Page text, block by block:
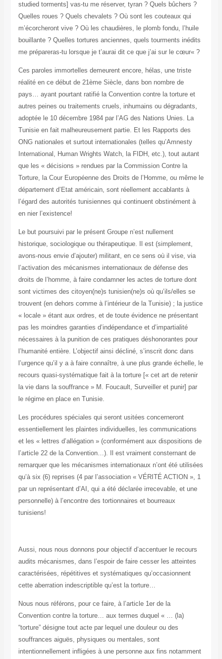
studied torments] vas-tu me réserver, tyran ? Quels bûchers ?
Quelles roues ? Quels chevalets ? Où sont les couteaux qui
m’écorcheront vive ? Où les chaudières, le plomb fondu, l’huile
bouillante ? Quelles tortures anciennes, quels tourments inédits
me prépareras-tu lorsque je t’aurai dit ce que j’ai sur le cœur? »
Ces paroles immortelles demeurent encore, hélas, une triste
réalité en ce début de 21ème Siècle, dans bon nombre de
pays… ayant pourtant ratifié la Convention contre la torture et
autres peines ou traitements cruels, inhumains ou dégradants,
adoptée le 10 décembre 1984 par l’AG des Nations Unies. La
Tunisie en fait malheureusement partie. Et les Rapports des
ONG nationales et surtout internationales (telles qu’Amnesty
International, Human Wrights Watch, la FIDH, etc.), tout autant
que les « décisions » rendues par la Commission Contre la
Torture, la Cour Européenne des Droits de l’Homme, ou même le
département d’Etat américain, sont réellement accablants à
l’égard des autorités tunisiennes qui continuent obstinément à
en nier l’existence!
Le but poursuivi par le présent Groupe n’est nullement
historique, sociologique ou thérapeutique. Il est (simplement,
avons-nous envie d’ajouter) militant, en ce sens où il vise, via
l’activation des mécanismes internationaux de défense des
droits de l’homme, à faire condamner les actes de torture dont
sont victimes des citoyen(ne)s tunisien(ne)s où qu’ils/elles se
trouvent (en dehors comme à l’intérieur de la Tunisie) ; la justice
« locale » étant aux ordres, et de toute évidence ne présentant
pas les moindres garanties d’indépendance et d’impartialité
nécessaires à la punition de ces pratiques déshonorantes pour
l’humanité entière. L’objectif ainsi décliné, s’inscrit donc dans
l’urgence qu’il y a à faire connaître, à une plus grande échelle, le
recours quasi-systématique fait à la torture [« cet art de retenir
la vie dans la souffrance » M. Foucault, Surveiller et punir] par
le régime en place en Tunisie.
Les procédures spéciales qui seront usitées concerneront
essentiellement les plaintes individuelles, les communications
et les « lettres d’allégation » (conformément aux dispositions de
l’article 22 de la Convention…). Il est vraiment consternant de
remarquer que les mécanismes internationaux n’ont été utilisées
qu’à six (6) reprises (4 par l’association « VÉRITÉ ACTION », 1
par un représentant d’AI, qui a été déclarée irrecevable, et une
personnelle) à l’encontre des tortionnaires et bourreaux
tunisiens!
Aussi, nous nous donnons pour objectif d’accentuer le recours
audits mécanismes, dans l’espoir de faire cesser les atteintes
caractérisées, répétitives et systématiques qu’occasionnent
cette aberration indescriptible qu’est la torture…
Nous nous référons, pour ce faire, à l’article 1er de la
Convention contre la torture… aux termes duquel « … (la)
“torture” désigne tout acte par lequel une douleur ou des
souffrances aiguës, physiques ou mentales, sont
intentionnellement infligées à une personne aux fins notamment